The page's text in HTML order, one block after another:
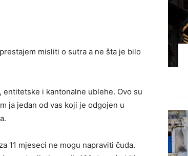
misliti o sutra a ne šta je bilo
i kantonalne ublehe. Ovo su
ja jedan od vas koji je odgojen u
11 mjeseci ne mogu napraviti čuda.